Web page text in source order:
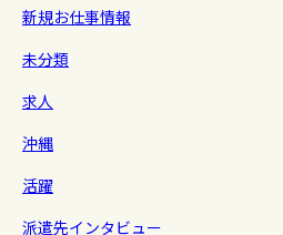
新規お仕事情報
未分類
求人
沖縄
活躍
派遣先インタビュー